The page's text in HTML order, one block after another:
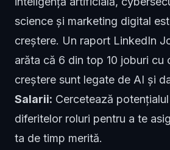
science și marketing digital
creștere. Un raport LinkedIn
arăta că 6 din top 10 joburi cu
creștere sunt legate de AI și
Salarii: Cercetează
diferitelor roluri pentru a te
ta de timp merită.